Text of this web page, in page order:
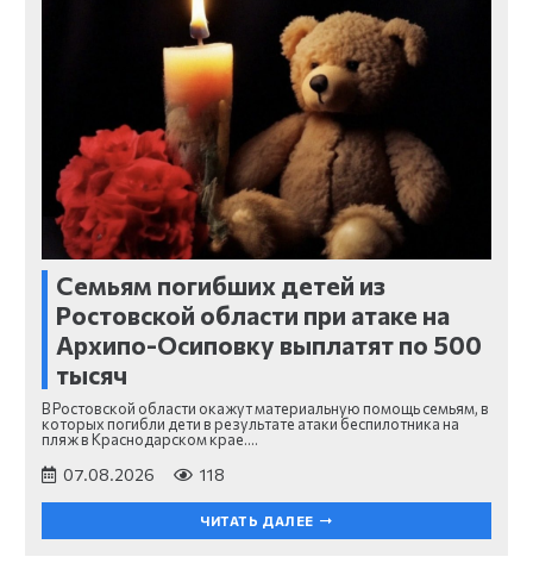
Семьям погибших детей из
Ростовской области при атаке на
Архипо-Осиповку выплатят по 500
тысяч
В Ростовской области окажут материальную помощь семьям, в
которых погибли дети в результате атаки беспилотника на
пляж в Краснодарском крае.…
07.08.2026 118
ЧИТАТЬ ДАЛЕЕ